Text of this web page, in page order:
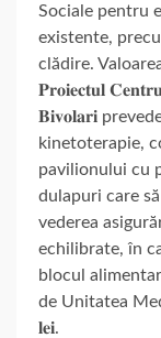
Sociale pentru
existente,
clădire.
𝐏𝐫𝐨𝐢𝐞𝐜𝐭𝐮𝐥
𝐁𝐢𝐯𝐨𝐥𝐚𝐫𝐢
kinetoterapie,
pavilionului cu
dulapuri care
vederea
echilibrate, în
blocul
de Unitatea
𝐥𝐞𝐢.